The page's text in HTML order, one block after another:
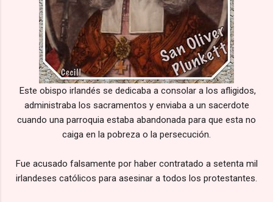
Este obispo irlandés se dedicaba a consolar a los afligidos,
administraba los sacramentos y enviaba a un sacerdote
cuando una parroquia estaba abandonada para que esta no
caiga en la pobreza o la persecución.
Fue acusado falsamente por haber contratado a setenta mil
irlandeses católicos para asesinar a todos los protestantes.